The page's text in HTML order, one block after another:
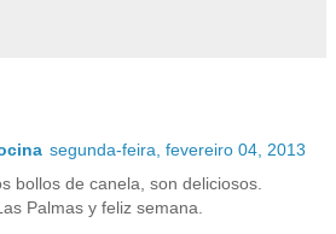
segunda-feira, fevereiro 04, 2013
bollos de canela, son deliciosos.
Palmas y feliz semana.